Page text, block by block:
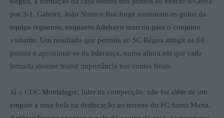
por 3-1. Gabriel, João Nuno e Rui Jorge assinaram os golos da
equipa reguense, enquanto Adebayo marcou para o conjunto
visitante. Um resultado que permite ao SC Régua atingir os 60
pontos e aproximar-se da liderança, numa altura em que cada
jornada assume maior importância nas contas finais.
Já o CDC Montalegre, líder da competição, não foi além de um
empate a uma bola na deslocação ao terreno do FC Santa Marta.